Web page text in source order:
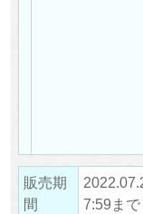
販売期
間
7:59まで